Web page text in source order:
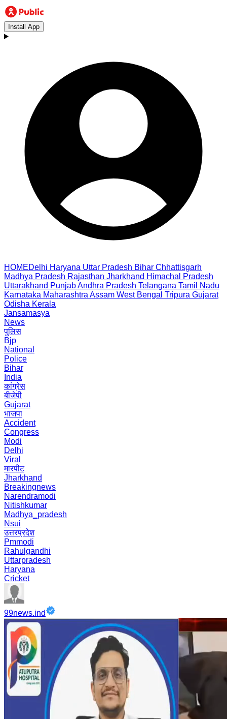
Install App
HOMEDelhi Haryana Uttar Pradesh Bihar Chhattisgarh
Madhya Pradesh Rajasthan Jharkhand Himachal Pradesh
Uttarakhand PunjabAndhra Pradesh Telangana Tamil Nadu
Karnataka Maharashtra Assam West Bengal Tripura Gujarat
Odisha Kerala
Jansamasya
News
पुलिस
Bjp
National
Police
Bihar
India
कांग्रेस
बीजेपी
Gujarat
भाजपा
Accident
Congress
Modi
Delhi
Viral
मारपीट
Jharkhand
Breakingnews
Narendramodi
Nitishkumar
Madhya_pradesh
Nsui
उत्तरप्रदेश
Pmmodi
Rahulgandhi
Uttarpradesh
Haryana
Cricket
99news.ind